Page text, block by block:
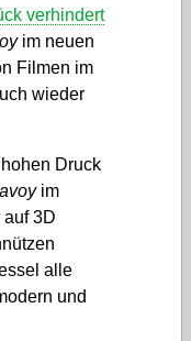
verhindert
im neuen
Filmen im
wieder
Druck
im
3D
alle
und